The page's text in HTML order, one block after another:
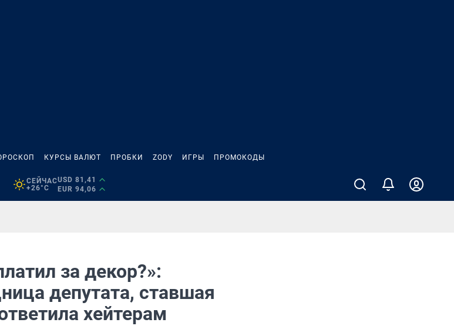
КУРСЫ ВАЛЮТ ПРОБКИ ZODY ИГРЫ ПРОМОКОДЫ
СЕЙЧАС
+26°C
USD 81,41
EUR 94,06
за декор?»:
депутата, ставшая
хейтерам